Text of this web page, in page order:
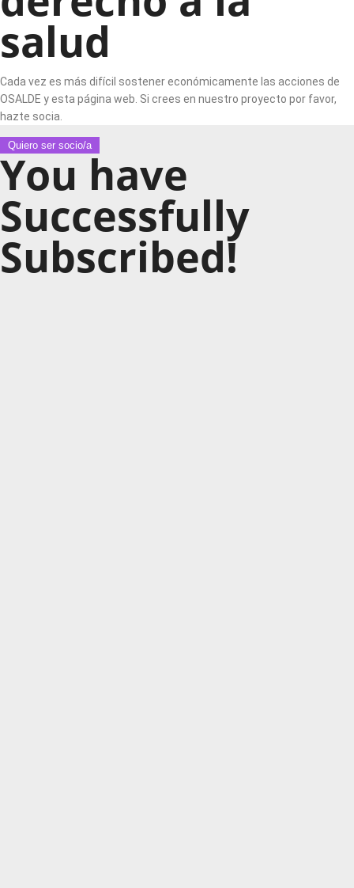
salud
Cada vez es más difícil sostener económicamente las acciones de
OSALDE y esta página web. Si crees en nuestro proyecto por favor,
hazte socia.
Quiero ser socio/a
You have
Successfully
Subscribed!